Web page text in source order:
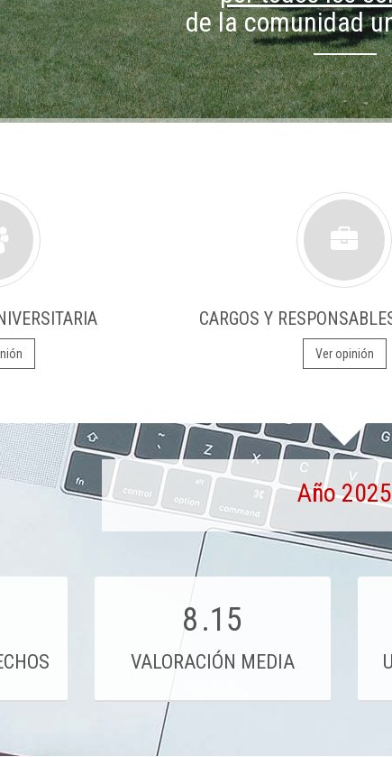
de la comunidad
CARGOS Y
Ver opinión
Año 2025
8.15
VALORACIÓN MEDIA